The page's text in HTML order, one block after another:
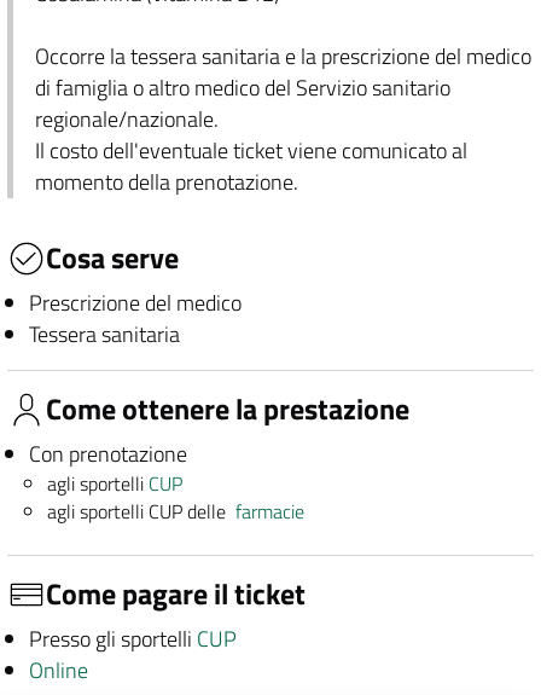
Occorre la tessera sanitaria e la prescrizione del medico
di famiglia o altro medico del Servizio sanitario
regionale/nazionale.
Il costo dell'eventuale ticket viene comunicato al
momento della prenotazione.
Cosa serve
Prescrizione del medico
Tessera sanitaria
Come ottenere la prestazione
Con prenotazione
agli sportelli CUP
agli sportelli CUP dellefarmacie
Come pagare il ticket
Presso gli sportelli CUP
Online